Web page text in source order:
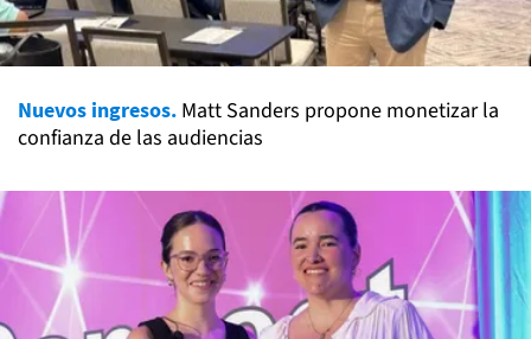
Nuevos ingresos. Matt Sanders propone monetizar la
confianza de las audiencias